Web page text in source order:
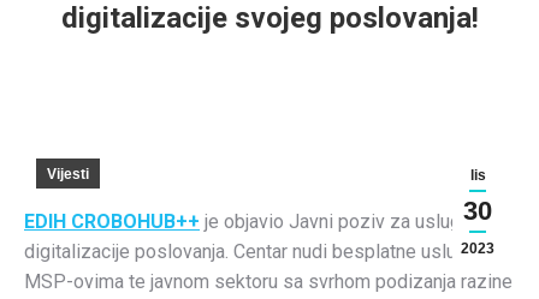
digitalizacije svojeg poslovanja!
lis
30
2023
Vijesti
EDIH CROBOHUB++ je objavio Javni poziv za usluge
digitalizacije poslovanja. Centar nudi besplatne usluge
MSP-ovima te javnom sektoru sa svrhom podizanja razine